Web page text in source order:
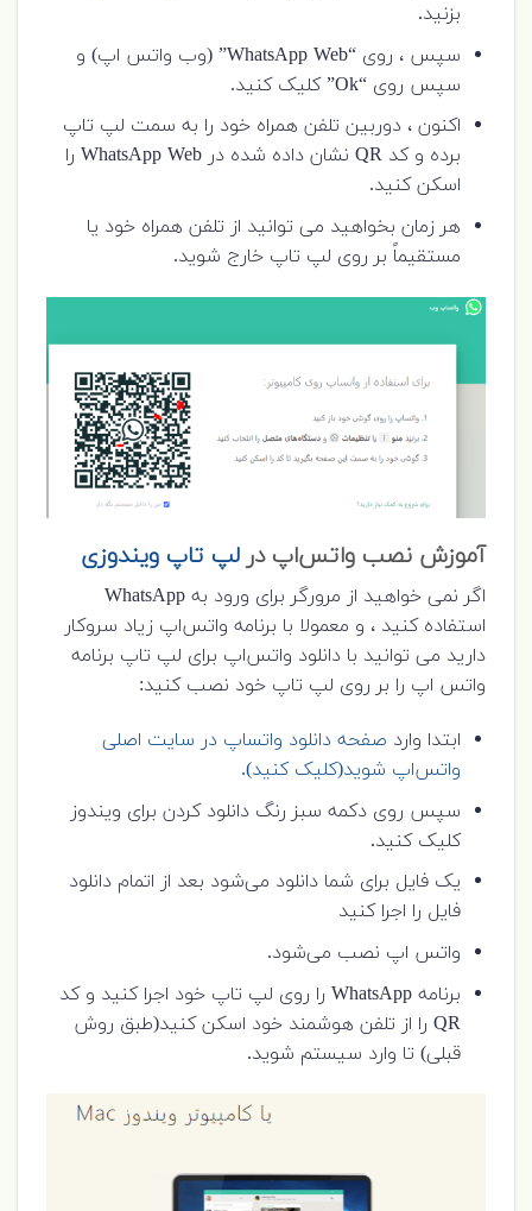
بزنید.
سپس ، روی “WhatsApp Web” (وب واتس اپ) و
سپس روی “Ok” کلیک کنید.
اکنون ، دوربین تلفن همراه خود را به سمت لپ تاپ
برده و کد QR نشان داده شده در WhatsApp Web را
اسکن کنید.
هر زمان بخواهید می توانید از تلفن همراه خود یا
مستقیماً بر روی لپ تاپ خارج شوید.
آموزش نصب واتس‌اپ در لپ تاپ ویندوزی
اگر نمی خواهید از مرورگر برای ورود به WhatsApp
استفاده کنید ، و معمولا با برنامه واتس‌اپ زیاد سروکار
دارید می توانید با دانلود واتس‌اپ برای لپ تاپ برنامه
واتس اپ را بر روی لپ تاپ خود نصب کنید:
ابتدا وارد صفحه دانلود واتساپ در سایت اصلی
واتس‌اپ شوید(کلیک کنید).
سپس روی دکمه سبز رنگ دانلود کردن برای ویندوز
کلیک کنید.
یک فایل برای شما دانلود می‌شود بعد از اتمام دانلود
فایل را اجرا کنید
واتس اپ نصب می‌شود.
برنامه WhatsApp را روی لپ تاپ خود اجرا کنید و کد
QR را از تلفن هوشمند خود اسکن کنید(طبق روش
قبلی) تا وارد سیستم شوید.